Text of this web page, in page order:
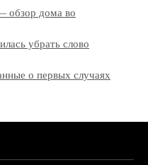
обзор дома во
убрать слово
о первых случаях